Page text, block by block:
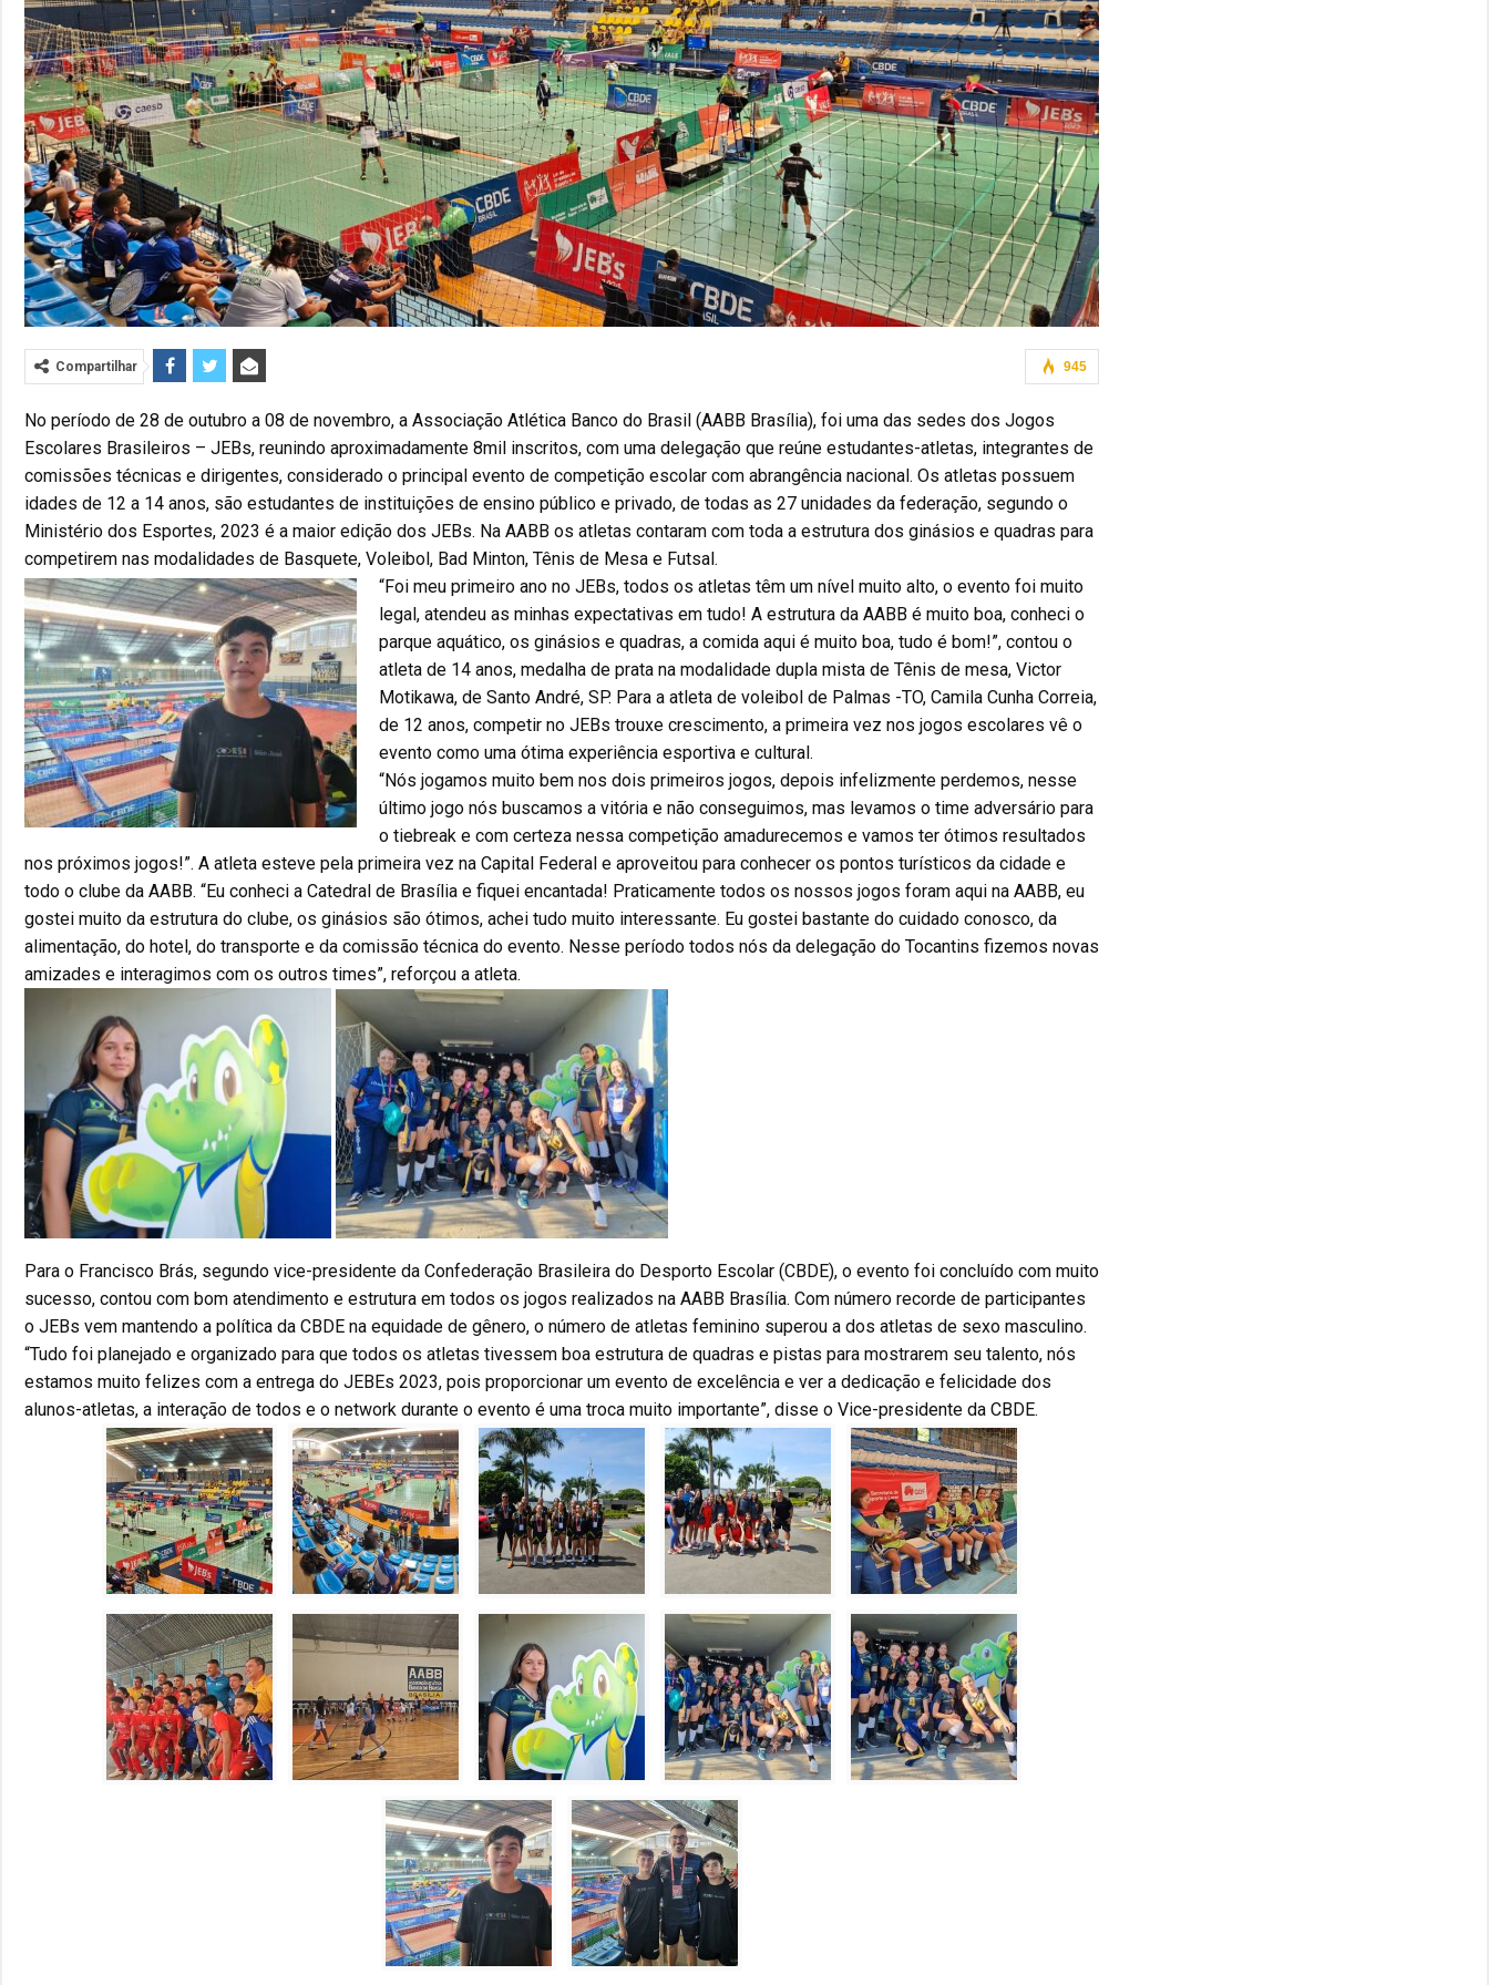
945
Compartilhar
No período de 28 de outubro a 08 de novembro, a Associação Atlética Banco do Brasil (AABB Brasília), foi uma das sedes dos Jogos
Escolares Brasileiros – JEBs, reunindo aproximadamente 8mil inscritos, com uma delegação que reúne estudantes-atletas, integrantes de
comissões técnicas e dirigentes, considerado o principal evento de competição escolar com abrangência nacional. Os atletas possuem
idades de 12 a 14 anos, são estudantes de instituições de ensino público e privado, de todas as 27 unidades da federação, segundo o
Ministério dos Esportes, 2023 é a maior edição dos JEBs. Na AABB os atletas contaram com toda a estrutura dos ginásios e quadras para
competirem nas modalidades de Basquete, Voleibol, Bad Minton, Tênis de Mesa e Futsal.
“Foi meu primeiro ano no JEBs, todos os atletas têm um nível muito alto, o evento foi muito
legal, atendeu as minhas expectativas em tudo! A estrutura da AABB é muito boa, conheci o
parque aquático, os ginásios e quadras, a comida aqui é muito boa, tudo é bom!”, contou o
atleta de 14 anos, medalha de prata na modalidade dupla mista de Tênis de mesa, Victor
Motikawa, de Santo André, SP. Para a atleta de voleibol de Palmas -TO, Camila Cunha Correia,
de 12 anos, competir no JEBs trouxe crescimento, a primeira vez nos jogos escolares vê o
evento como uma ótima experiência esportiva e cultural.
“Nós jogamos muito bem nos dois primeiros jogos, depois infelizmente perdemos, nesse
último jogo nós buscamos a vitória e não conseguimos, mas levamos o time adversário para
o tiebreak e com certeza nessa competição amadurecemos e vamos ter ótimos resultados
nos próximos jogos!”. A atleta esteve pela primeira vez na Capital Federal e aproveitou para conhecer os pontos turísticos da cidade e
todo o clube da AABB. “Eu conheci a Catedral de Brasília e fiquei encantada! Praticamente todos os nossos jogos foram aqui na AABB, eu
gostei muito da estrutura do clube, os ginásios são ótimos, achei tudo muito interessante. Eu gostei bastante do cuidado conosco, da
alimentação, do hotel, do transporte e da comissão técnica do evento. Nesse período todos nós da delegação do Tocantins fizemos novas
amizades e interagimos com os outros times”, reforçou a atleta.
Para o Francisco Brás, segundo vice-presidente da Confederação Brasileira do Desporto Escolar (CBDE), o evento foi concluído com muito
sucesso, contou com bom atendimento e estrutura em todos os jogos realizados na AABB Brasília. Com número recorde de participantes
o JEBs vem mantendo a política da CBDE na equidade de gênero, o número de atletas feminino superou a dos atletas de sexo masculino.
“Tudo foi planejado e organizado para que todos os atletas tivessem boa estrutura de quadras e pistas para mostrarem seu talento, nós
estamos muito felizes com a entrega do JEBEs 2023, pois proporcionar um evento de excelência e ver a dedicação e felicidade dos
alunos-atletas, a interação de todos e o network durante o evento é uma troca muito importante”, disse o Vice-presidente da CBDE.